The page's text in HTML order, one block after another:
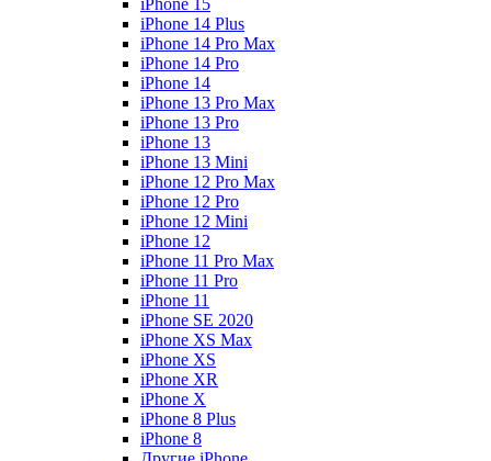
iPhone 15
iPhone 14 Plus
iPhone 14 Pro Max
iPhone 14 Pro
iPhone 14
iPhone 13 Pro Max
iPhone 13 Pro
iPhone 13
iPhone 13 Mini
iPhone 12 Pro Max
iPhone 12 Pro
iPhone 12 Mini
iPhone 12
iPhone 11 Pro Max
iPhone 11 Pro
iPhone 11
iPhone SE 2020
iPhone XS Max
iPhone XS
iPhone XR
iPhone X
iPhone 8 Plus
iPhone 8